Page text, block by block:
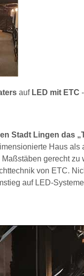
auf LED mit ETC
Stadt Lingen das
Haus
gerecht
von ETC.
auf LED-